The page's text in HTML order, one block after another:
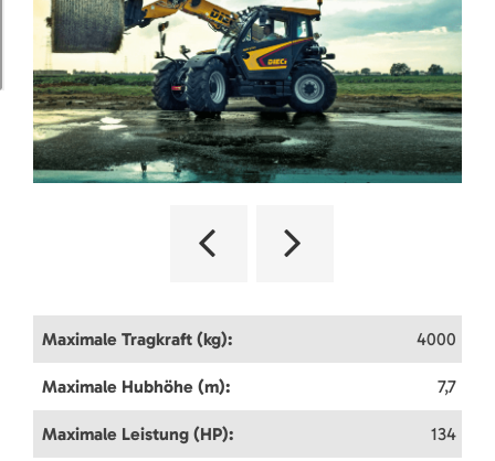
Maximale Tragkraft (kg): 4000
Maximale Hubhöhe (m): 7,7
Maximale Leistung (HP): 134